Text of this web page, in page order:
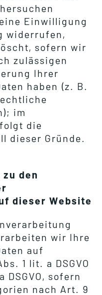
Einwilligung
widerrufen,
sofern wir
zulässigen
Ihrer
haben (z. B.
im
die
dieser Gründe.
den
dieser Website
wir Ihre
auf
1 lit. a DSGVO
sofern
nach Art. 9